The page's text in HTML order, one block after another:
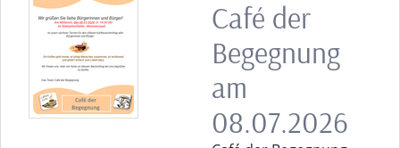
Café der
Begegnung
am
08.07.2026